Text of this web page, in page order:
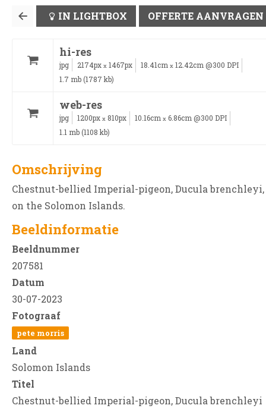
IN LIGHTBOX OFFERTE AANVRAGEN
hi-res
jpg 2174px x 1467px 18.41cm x 12.42cm @300 DPI
1.7 mb (1787 kb)
web-res
jpg 1200px x 810px 10.16cm x 6.86cm @300 DPI
1.1 mb (1108 kb)
Omschrijving
Chestnut-bellied Imperial-pigeon, Ducula brenchleyi,
on the Solomon Islands.
Beeldinformatie
Beeldnummer
207581
Datum
30-07-2023
Fotograaf
pete morris
Land
Solomon Islands
Titel
Chestnut-bellied Imperial-pigeon, Ducula brenchleyi